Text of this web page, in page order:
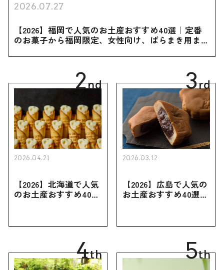
2026.07.27
【2026】福岡で人気のお土産おすすめ40選｜定番
のお菓子から福岡限定、女性向け、ばらまき用まで
2nd
2026.04.21
【2026】北海道で人気
のお土産おすすめ40選
買えない限定品、女性
3rd
2026.03.12
【2026】広島で人気の
お土産おすすめ40選｜
き用、女性向けまで幅
4th 5th